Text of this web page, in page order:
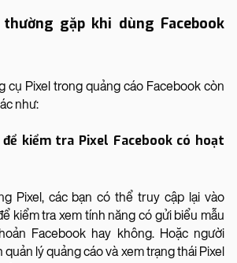
gặp khi dùng Facebook
cụ Pixel trong quảng cáo Facebook còn
như:
để kiểm tra Pixel Facebook có hoạt
Pixel, các bạn có thể truy cập lại vào
kiểm tra xem tính năng có gửi biểu mẫu
Facebook hay không. Hoặc người
lý quảng cáo và xem trạng thái Pixel